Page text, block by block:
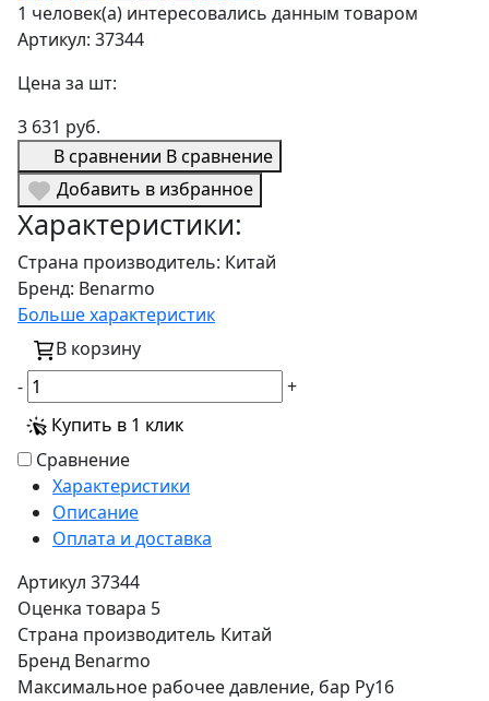
1 человек(а) интересовались данным товаром
Артикул: 37344
Цена за шт:
3 631 руб.
В сравнении В сравнение
Добавить в избранное
Характеристики:
Страна производитель: Китай
Бренд: Benarmo
Больше характеристик
В корзину
-
+
Купить в 1 клик
Сравнение
Характеристики
Описание
Оплата и доставка
Артикул 37344
Оценка товара 5
Страна производитель Китай
Бренд Benarmo
Максимальное рабочее давление, бар Ру16